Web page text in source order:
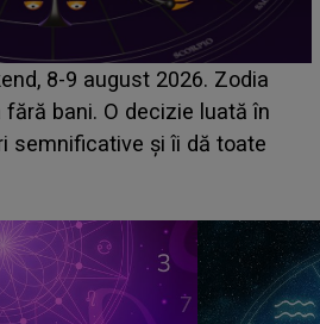
DETALIU ASCUNS până
concurentul din Casa Iubirii
despre mama
eu nu te iubesc pentru